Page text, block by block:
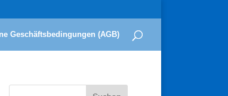
Geschäftsbedingungen (AGB)